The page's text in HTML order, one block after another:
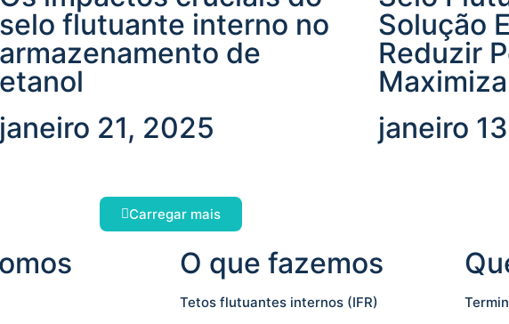
selo flutuante interno no
armazenamento de
etanol
janeiro 21, 2025
Solução
Reduzir
janeiro
Carregar mais
O que fazemos
Tetos flutuantes internos (IFR)